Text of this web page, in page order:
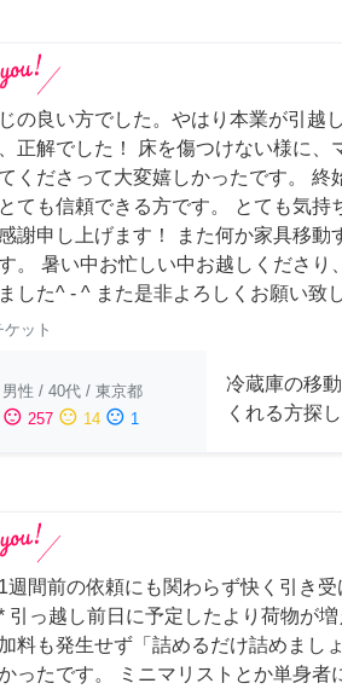
の良い方でした。やはり本業が引越
正解でした！ 床を傷つけない様に、
くださって大変嬉しかったです。 終
ても信頼できる方です。 とても気持
謝申し上げます！ また何か家具移動
。 暑い中お忙しい中お越しくださり
した^ - ^ また是非よろしくお願い致
ット
男性 / 40代 / 東京都
sentiment_satisfied 257 sentiment_neutral 14 sentiment_dissatisfied 1
冷蔵庫の移
くれる方探
週間前の依頼にも関わらず快く引き
引っ越し前日に予定したより荷物が
料も発生せず「詰めるだけ詰めまし
ったです。 ミニマリストとか単身者